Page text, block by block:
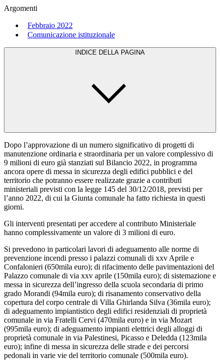
Argomenti
Febbraio 2022
Comunicazione istituzionale
INDICE DELLA PAGINA
Dopo l’approvazione di un numero significativo di progetti di
manutenzione ordinaria e straordinaria per un valore complessivo di
9 milioni di euro già stanziati sul Bilancio 2022, in programma
ancora opere di messa in sicurezza degli edifici pubblici e del
territorio che potranno essere realizzate grazie a contributi
ministeriali previsti con la legge 145 del 30/12/2018, previsti per
l’anno 2022, di cui la Giunta comunale ha fatto richiesta in questi
giorni.
Gli interventi presentati per accedere al contributo Ministeriale
hanno complessivamente un valore di 3 milioni di euro.
Si prevedono in particolari lavori di adeguamento alle norme di
prevenzione incendi presso i palazzi comunali di xxv Aprile e
Confalonieri (650mila euro); di rifacimento delle pavimentazioni del
Palazzo comunale di via xxv aprile (150mila euro); di sistemazione e
messa in sicurezza dell’ingresso della scuola secondaria di primo
grado Morandi (94mila euro); di risanamento conservativo della
copertura del corpo centrale di Villa Ghirlanda Silva (36mila euro);
di adeguamento impiantistico degli edifici residenziali di proprietà
comunale in via Fratelli Cervi (470mila euro) e in via Mozart
(995mila euro); di adeguamento impianti elettrici degli alloggi di
proprietà comunale in via Palestinesi, Picasso e Deledda (123mila
euro); infine di messa in sicurezza delle strade e dei percorsi
pedonali in varie vie del territorio comunale (500mila euro).